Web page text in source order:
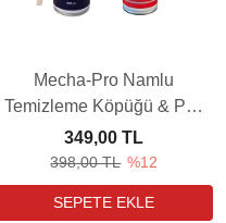
Mecha-Pro Namlu
Temizleme Köpüğü & Pas
Sökücü ve Yağlayıcı Set
398,00 TL %12
349,00 TL